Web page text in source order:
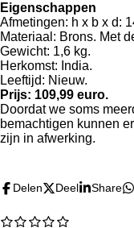
Eigenschappen
Afmetingen: h x b x d:
Materiaal: Brons. Met
Gewicht: 1,6 kg.
Herkomst: India.
Leeftijd: Nieuw.
Prijs: 109,99 euro.
Doordat we soms
bemachtigen kunnen
zijn in afwerking.
Delen Deel Share
R
1 2
3 4
5 S